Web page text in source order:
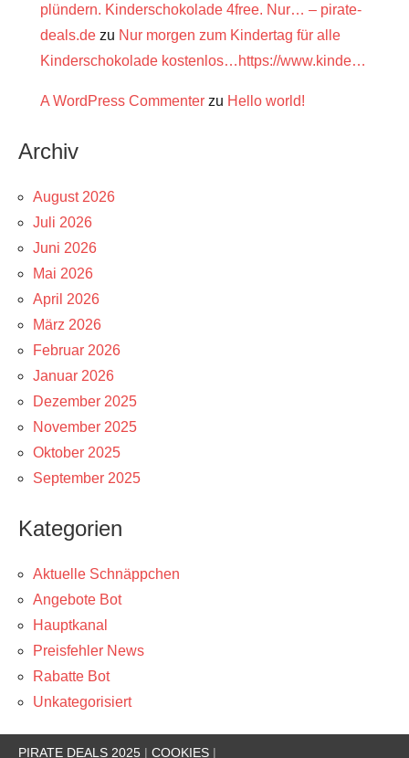
plündern. Kinderschokolade 4free. Nur… – pirate-
deals.de zu Nur morgen zum Kindertag für alle
Kinderschokolade kostenlos…https://www.kinde…
A WordPress Commenter zu Hello world!
Archiv
August 2026
Juli 2026
Juni 2026
Mai 2026
April 2026
März 2026
Februar 2026
Januar 2026
Dezember 2025
November 2025
Oktober 2025
September 2025
Kategorien
Aktuelle Schnäppchen
Angebote Bot
Hauptkanal
Preisfehler News
Rabatte Bot
Unkategorisiert
PIRATE DEALS 2025 | COOKIES |